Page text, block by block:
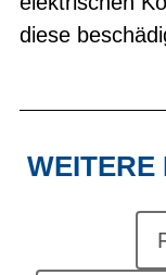
diese
WEITERE